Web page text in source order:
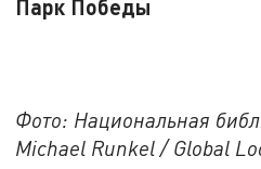
Парк Победы
Фото: Национальная
Michael Runkel / Global